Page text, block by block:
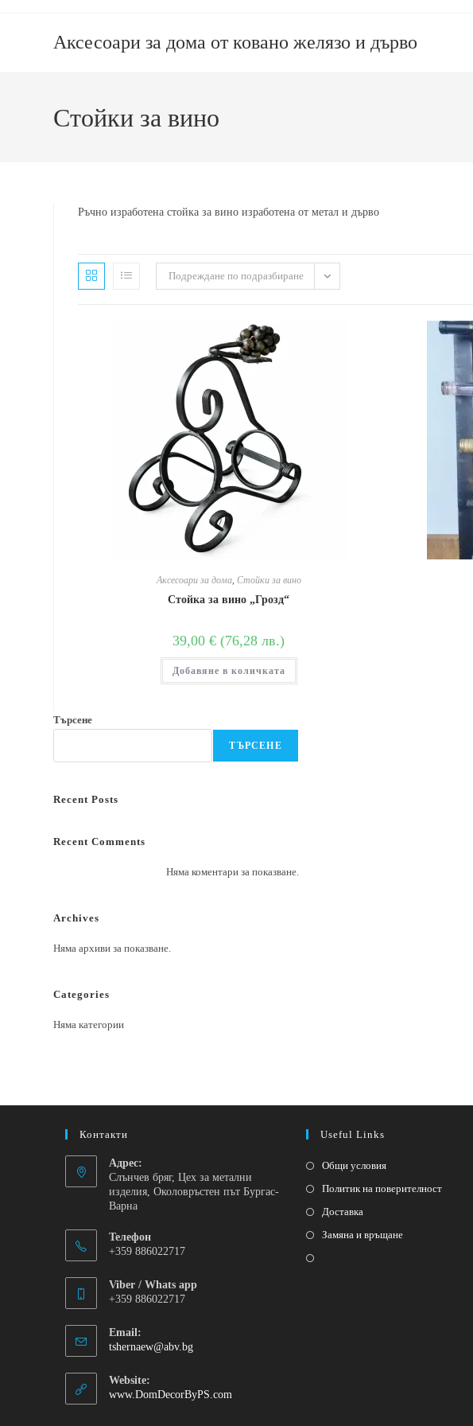
Аксесоари за дома от ковано желязо и дърво
Стойки за вино
Ръчно изработена стойка за вино изработена от метал и дърво
Подреждане по подразбиране
Аксесоари за дома, Стойки за вино
Стойка за вино „Грозд“
39,00€ (76,28лв.)
Добавяне в количката
Търсене
ТЪРСЕНЕ
Recent Posts
Recent Comments
Няма коментари за показване.
Archives
Няма архиви за показване.
Categories
Няма категории
Контакти
Адрес:
Слънчев бряг, Цех за метални
изделия, Околовръстен път Бургас-
Варна
Телефон
+359 886022717
Viber / Whats app
+359 886022717
Email:
tshernaew@abv.bg
Website:
www.DomDecorByPS.com
Useful Links
Общи условия
Политик на поверителност
Доставка
Замяна и връщане